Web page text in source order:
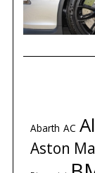
Abarth AC
Aston